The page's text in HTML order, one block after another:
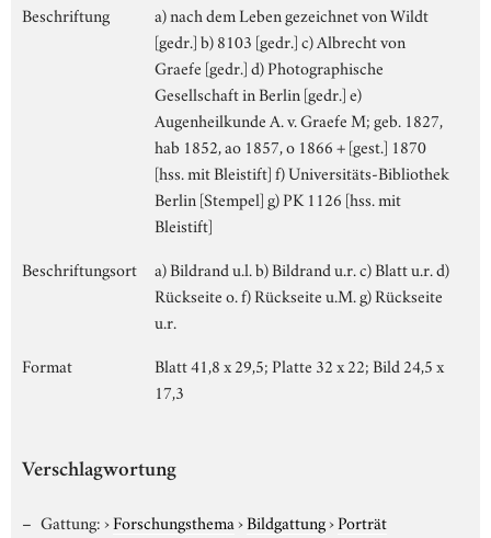
Beschriftung
a) nach dem Leben gezeichnet von Wildt
[gedr.] b) 8103 [gedr.] c) Albrecht von
Graefe [gedr.] d) Photographische
Gesellschaft in Berlin [gedr.] e)
Augenheilkunde A. v. Graefe M; geb. 1827,
hab 1852, ao 1857, o 1866 + [gest.] 1870
[hss. mit Bleistift] f) Universitäts-Bibliothek
Berlin [Stempel] g) PK 1126 [hss. mit
Bleistift]
Beschriftungsort
a) Bildrand u.l. b) Bildrand u.r. c) Blatt u.r. d)
Rückseite o. f) Rückseite u.M. g) Rückseite
u.r.
Format
Blatt 41,8 x 29,5; Platte 32 x 22; Bild 24,5 x
17,3
Verschlagwortung
Gattung:›Forschungsthema›Bildgattung›Porträt